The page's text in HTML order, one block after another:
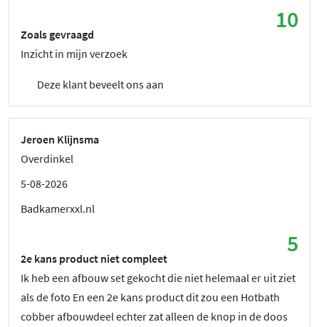
10
Zoals gevraagd
Inzicht in mijn verzoek
Deze klant beveelt ons aan
Jeroen Klijnsma
Overdinkel
5-08-2026
Badkamerxxl.nl
5
2e kans product niet compleet
Ik heb een afbouw set gekocht die niet helemaal er uit ziet
als de foto En een 2e kans product dit zou een Hotbath
cobber afbouwdeel echter zat alleen de knop in de doos